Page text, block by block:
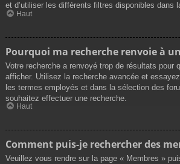
et d’utiliser les différents filtres disponibles dans
Haut
Pourquoi ma recherche renvoie à
Votre recherche a renvoyé trop de résultats pour
afficher. Utilisez la recherche avancée et
les termes employés et dans la sélection des
souhaitez effectuer une recherche.
Haut
Comment puis-je rechercher des
Veuillez vous rendre sur la page « Membres »